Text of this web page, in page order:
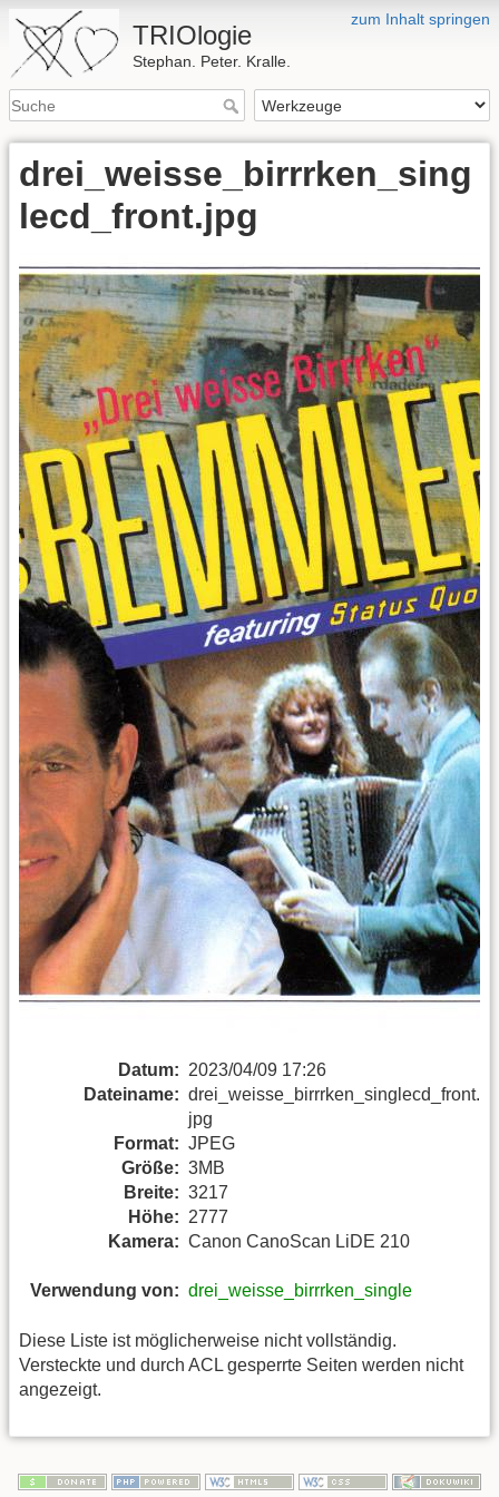
zum Inhalt springen
TRIOlogie
Stephan. Peter. Kralle.
drei_weisse_birrrken_sing
lecd_front.jpg
Datum: 2023/04/09 17:26
Dateiname: drei_weisse_birrrken_singlecd_front.
jpg
Format: JPEG
Größe: 3MB
Breite: 3217
Höhe: 2777
Kamera: Canon CanoScan LiDE 210
Verwendung von: drei_weisse_birrrken_single
Diese Liste ist möglicherweise nicht vollständig.
Versteckte und durch ACL gesperrte Seiten werden nicht
angezeigt.